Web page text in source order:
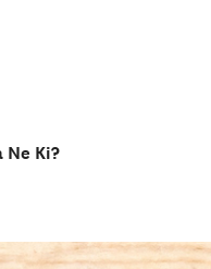
Ne Ki?